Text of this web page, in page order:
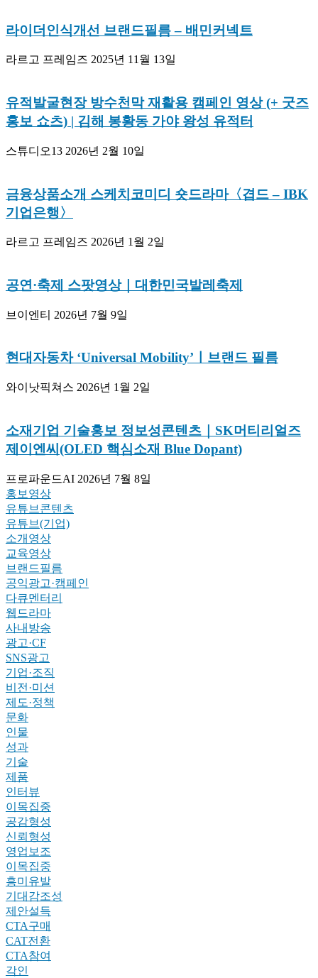
라이더인식개선 브랜드필름 – 배민커넥트
라르고 프레임즈 2025년 11월 13일
유적발굴현장 방수천막 재활용 캠페인 영상 (+ 굿즈
홍보 쇼츠) | 김해 봉황동 가야 왕성 유적터
스튜디오13 2026년 2월 10일
금융상품소개 스케치코미디 숏드라마〈겹드 – IBK
기업은행〉
라르고 프레임즈 2026년 1월 2일
공연·축제 스팟영상｜대한민국발레축제
브이엔티 2026년 7월 9일
현대자동차 ‘Universal Mobility’ㅣ브랜드 필름
와이낫픽쳐스 2026년 1월 2일
소재기업 기술홍보 정보성콘텐츠｜SK머티리얼즈
제이엔씨(OLED 핵심소재 Blue Dopant)
프로파운드AI 2026년 7월 8일
홍보영상
유튜브콘텐츠
유튜브(기업)
소개영상
교육영상
브랜드필름
공익광고·캠페인
다큐멘터리
웹드라마
사내방송
광고·CF
SNS광고
기업·조직
비전·미션
제도·정책
문화
인물
성과
기술
제품
인터뷰
이목집중
공감형성
신뢰형성
영업보조
이목집중
흥미유발
기대감조성
제안설득
CTA구매
CAT전환
CTA참여
각인